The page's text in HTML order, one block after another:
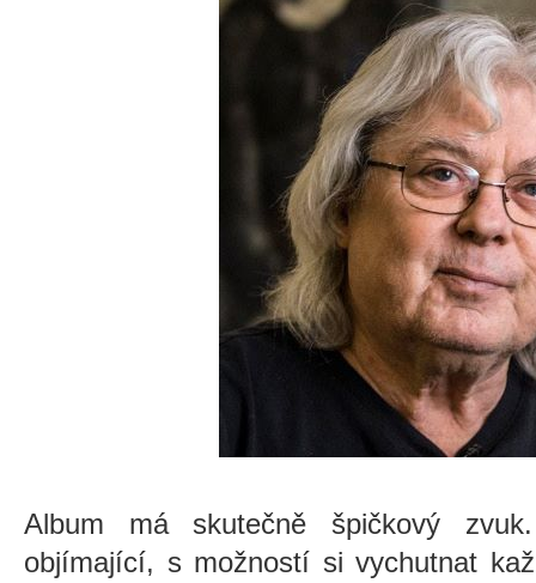
Album má skutečně špičkový
objímající, s možností si vychutnat